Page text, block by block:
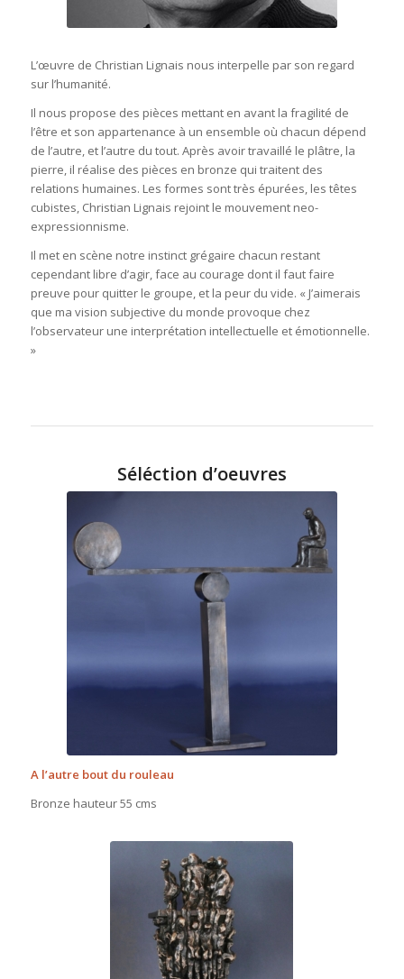
L’œuvre de Christian Lignais nous interpelle par son regard
sur l’humanité.
Il nous propose des pièces mettant en avant la fragilité de
l’être et son appartenance à un ensemble où chacun dépend
de l’autre, et l’autre du tout. Après avoir travaillé le plâtre, la
pierre, il réalise des pièces en bronze qui traitent des
relations humaines. Les formes sont très épurées, les têtes
cubistes, Christian Lignais rejoint le mouvement neo-
expressionnisme.
Il met en scène notre instinct grégaire chacun restant
cependant libre d’agir, face au courage dont il faut faire
preuve pour quitter le groupe, et la peur du vide. « J’aimerais
que ma vision subjective du monde provoque chez
l’observateur une interprétation intellectuelle et émotionnelle.
»
Séléction d’oeuvres
A l’autre bout du rouleau
Bronze hauteur 55 cms